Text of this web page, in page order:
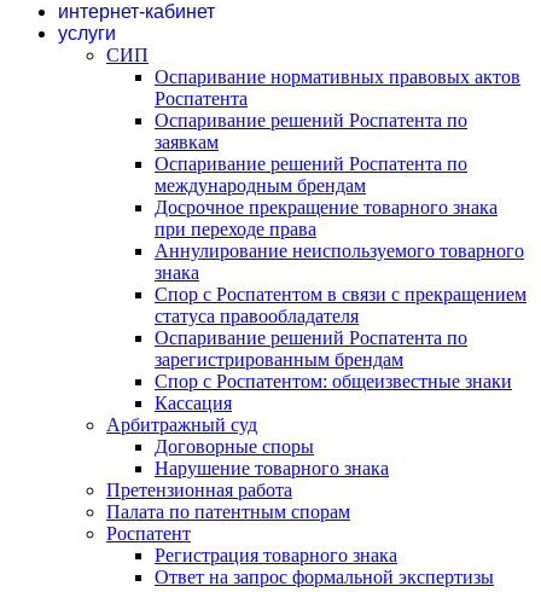
интернет-кабинет
услуги
СИП
Оспаривание нормативных правовых актов
Роспатента
Оспаривание решений Роспатента по
заявкам
Оспаривание решений Роспатента по
международным брендам
Досрочное прекращение товарного знака
при переходе права
Аннулирование неиспользуемого товарного
знака
Спор с Роспатентом в связи с прекращением
статуса правообладателя
Оспаривание решений Роспатента по
зарегистрированным брендам
Спор с Роспатентом: общеизвестные знаки
Кассация
Арбитражный суд
Договорные споры
Нарушение товарного знака
Претензионная работа
Палата по патентным спорам
Роспатент
Регистрация товарного знака
Ответ на запрос формальной экспертизы